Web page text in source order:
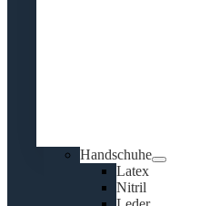
Handschuhe
Latex
Nitril